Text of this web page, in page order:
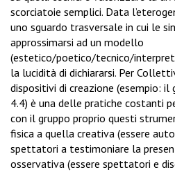
scorciatoie semplici. Data
uno sguardo trasversale in cui le
approssimarsi ad un modello
(estetico/poetico/tecnico/
la lucidità di dichiararsi. Per
dispositivi di creazione (esempio:
4.4) è una delle pratiche costanti
con il gruppo proprio questi
fisica a quella creativa (essere
spettatori a testimoniare la
osservativa (essere spettatori e